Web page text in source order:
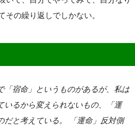
その繰り返しでしかない。
「宿命」というものがあるが、私は
いるから変えられないもの、「運
だと考えている。 「運命」反対側